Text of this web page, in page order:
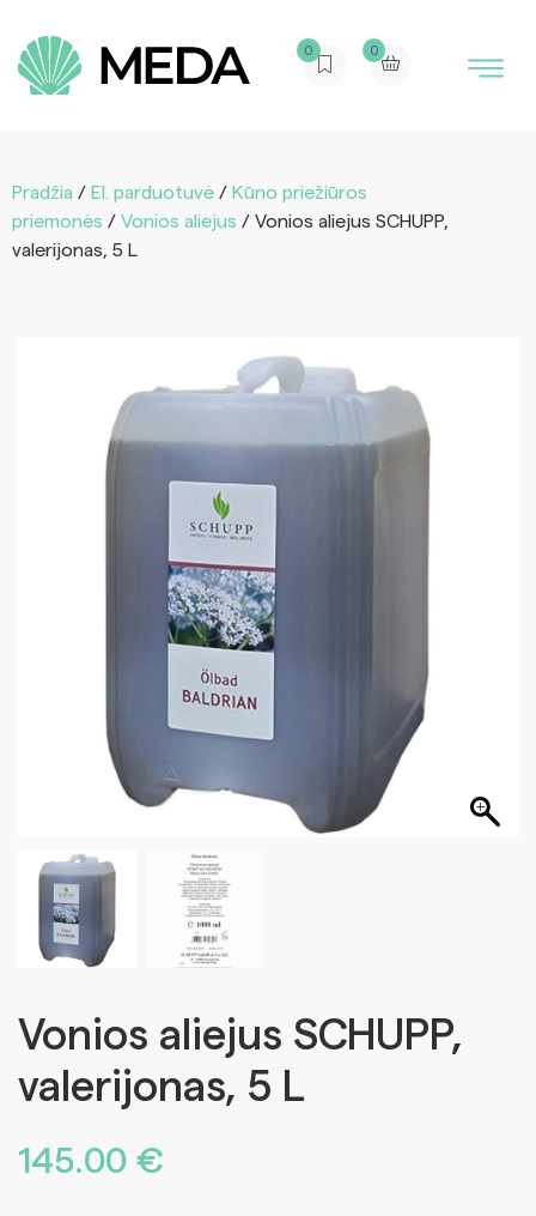
0 0
Pradžia / El. parduotuvė / Kūno priežiūros
priemonės / Vonios aliejus / Vonios aliejus SCHUPP,
valerijonas, 5 L
Vonios aliejus SCHUPP,
valerijonas, 5 L
145.00 €